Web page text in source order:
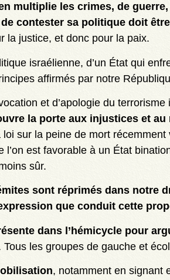
multiplie les crimes, de
contester sa politique doit
la justice, et donc pour la paix.
israélienne, d’un État qui
affirmés par notre
et d’apologie du
la porte aux injustices et au
sur la peine de mort
est favorable à un État
sûr.
sont réprimés dans notre
que conduit cette
dans l’hémicycle pour
les groupes de gauche et
, notamment en signant